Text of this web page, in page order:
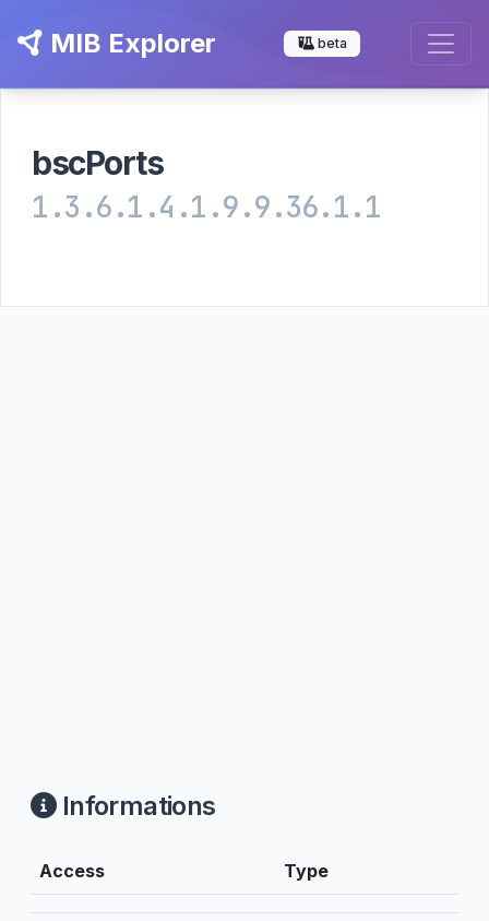
MIB Explorer beta
bscPorts
1.3.6.1.4.1.9.9.36.1.1
Informations
Access Type